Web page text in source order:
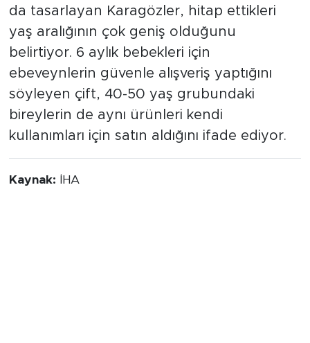
da tasarlayan Karagözler, hitap ettikleri
yaş aralığının çok geniş olduğunu
belirtiyor. 6 aylık bebekleri için
ebeveynlerin güvenle alışveriş yaptığını
söyleyen çift, 40-50 yaş grubundaki
bireylerin de aynı ürünleri kendi
kullanımları için satın aldığını ifade ediyor.
Kaynak: İHA